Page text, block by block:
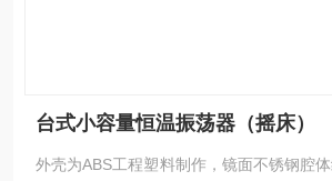
台式小容量恒温振荡器（摇床）
外壳为ABS工程塑料制作，镜面不锈钢腔